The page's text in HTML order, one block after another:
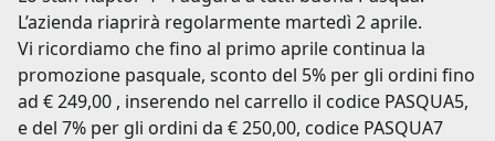
L’azienda riaprirà regolarmente martedì 2 aprile.
Vi ricordiamo che fino al primo aprile continua la
promozione pasquale, sconto del 5% per gli ordini fino
ad € 249,00 , inserendo nel carrello il codice PASQUA5,
e del 7% per gli ordini da € 250,00, codice PASQUA7